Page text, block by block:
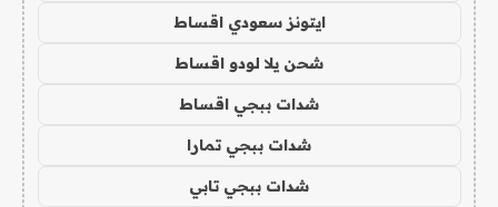
ايتونز سعودي اقساط
شحن يلا لودو اقساط
شدات ببجي اقساط
شدات ببجي تمارا
شدات ببجي تابي